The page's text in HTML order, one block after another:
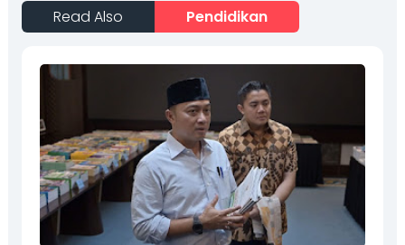
Read Also Pendidikan